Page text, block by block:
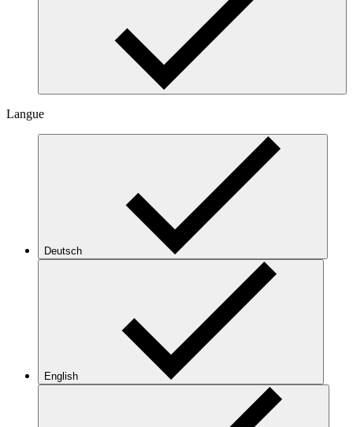
Langue
Deutsch
English